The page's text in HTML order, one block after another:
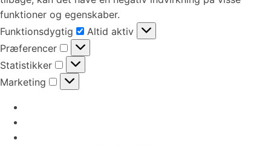
funktioner og egenskaber.
Funktionsdygtig
Funktionsdygtig
Altid aktiv
Præferencer
Præferencer
Statistikker
Statistikker
Marketing
Marketing